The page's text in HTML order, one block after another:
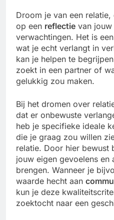
Droom je van een
op een reflectie van jouw
verwachtingen. Het is
wat je echt verlangt in
kan je helpen te
zoekt in een partner of
gelukkig zou maken.
Bij het dromen over
dat er onbewuste
heb je specifieke ideale
die je graag zou willen
relatie. Door hier bewust
jouw eigen gevoelens en
brengen. Wanneer je
waarde hecht aan
kun je deze
zoektocht naar een